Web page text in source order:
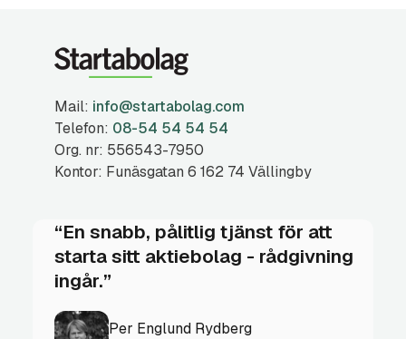
Mail: info@startabolag.com
Telefon: 08-54 54 54 54
Org. nr: 556543-7950
Kontor: Funäsgatan 6 162 74 Vällingby
“En snabb, pålitlig tjänst för att
starta sitt aktiebolag - rådgivning
ingår.”
Per Englund Rydberg